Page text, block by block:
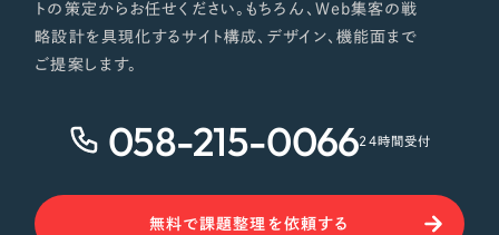
トの策定からお任せください。もちろん、Web集客の戦
略設計を具現化するサイト構成、デザイン、機能面まで
ご提案します。
058-215-006624時間受付
無料で課題整理を依頼する